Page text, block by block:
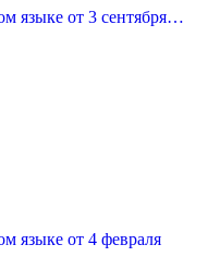
языке от 3 сентября…
языке от 4 февраля